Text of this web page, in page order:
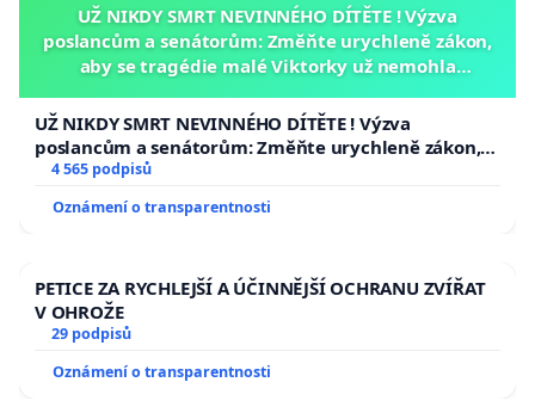
UŽ NIKDY SMRT NEVINNÉHO DÍTĚTE ! Výzva
poslancům a senátorům: Změňte urychleně zákon,
aby se tragédie malé Viktorky už nemohla
UŽ NIKDY SMRT NEVINNÉHO DÍTĚTE ! Výzva
poslancům a senátorům: Změňte urychleně zákon,
aby se tragédie malé Viktorky už nemohla opakovat!
4 565 podpisů
Oznámení o transparentnosti
PETICE ZA RYCHLEJŠÍ A ÚČINNĚJŠÍ OCHRANU ZVÍŘAT
V OHROŽE
29 podpisů
Oznámení o transparentnosti